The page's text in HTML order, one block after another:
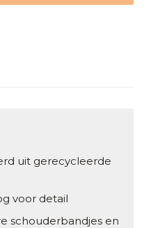
uit gerecycleerde
voor detail
schouderbandjes en